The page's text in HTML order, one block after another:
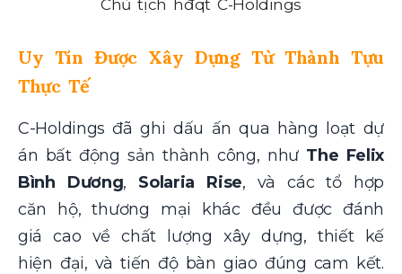
Chủ tịch hđqt C-Holdings
Uy Tín Được Xây Dựng Từ Thành Tựu
Thực Tế
C-Holdings đã ghi dấu ấn qua hàng loạt dự
án bất động sản thành công, như The Felix
Bình Dương, Solaria Rise, và các tổ hợp
căn hộ, thương mại khác đều được đánh
giá cao về chất lượng xây dựng, thiết kế
hiện đại, và tiến độ bàn giao đúng cam kết.